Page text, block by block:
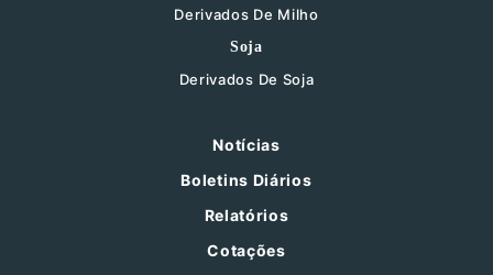
Derivados De Milho
Soja
Derivados De Soja
Notícias
Boletins Diários
Relatórios
Cotações